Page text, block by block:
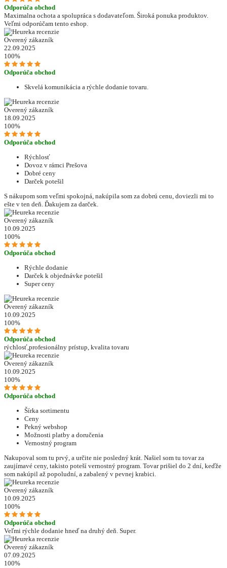
Odporúča obchod
Maximalna ochota a spolupráca s dodavateľom. Široká ponuka produktov.
Veľmi odporúčam tento eshop.
Overený zákazník
22.09.2025
100%
Odporúča obchod
Skvelá komunikácia a rýchle dodanie tovaru.
Overený zákazník
18.09.2025
100%
Odporúča obchod
Rýchlosť
Dovoz v rámci Prešova
Dobré ceny
Darček potešil
S nákupom som veľmi spokojná, nakúpila som za dobrú cenu, doviezli mi to
ešte v ten deň. Ďakujem za darček.
Overený zákazník
10.09.2025
100%
Odporúča obchod
Rýchle dodanie
Darček k objednávke potešil
Super ceny
Overený zákazník
10.09.2025
100%
Odporúča obchod
rýchlosť,profesionálny prístup, kvalita tovaru
Overený zákazník
10.09.2025
100%
Odporúča obchod
Šírka sortimentu
Ceny
Pekný webshop
Možnosti platby a doručenia
Vernostný program
Nakupoval som tu prvý, a určite nie posledný krát. Našiel som tu tovar za
zaujímavé ceny, takisto poteší vernostný program. Tovar prišiel do 2 dní, keďže
som nakúpil až popoludní, a zabalený v pevnej krabici.
Overený zákazník
10.09.2025
100%
Odporúča obchod
Veľmi rýchle dodanie hneď na druhý deň. Super.
Overený zákazník
07.09.2025
100%